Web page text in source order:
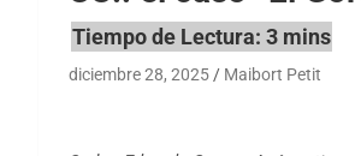
diciembre 28, 2025 Maibort Petit